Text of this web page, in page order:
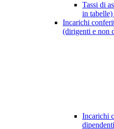
Tassi di
in tabelle)
Incarichi
(dirigenti e non
Incarichi